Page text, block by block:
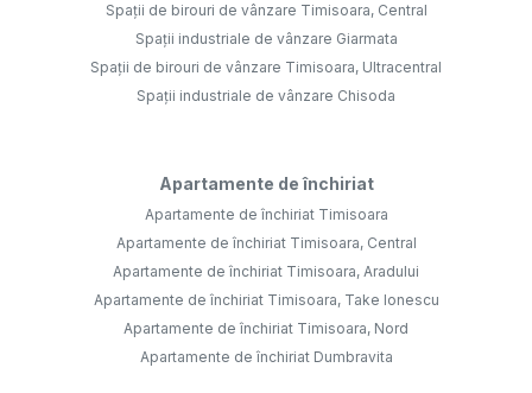
Spații de birouri de vânzare Timisoara, Central
Spații industriale de vânzare Giarmata
Spații de birouri de vânzare Timisoara, Ultracentral
Spații industriale de vânzare Chisoda
Apartamente de închiriat
Apartamente de închiriat Timisoara
Apartamente de închiriat Timisoara, Central
Apartamente de închiriat Timisoara, Aradului
Apartamente de închiriat Timisoara, Take Ionescu
Apartamente de închiriat Timisoara, Nord
Apartamente de închiriat Dumbravita